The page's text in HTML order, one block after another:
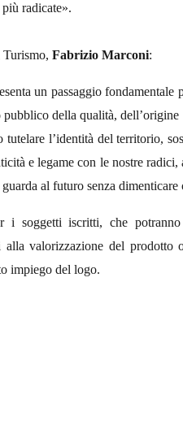
radicate».
Turismo, Fabrizio Marconi:
un passaggio
della qualità,
l’identità del territorio,
e legame con le nostre
al futuro senza dimenticare
i soggetti iscritti, che
valorizzazione del prodotto
impiego del logo.